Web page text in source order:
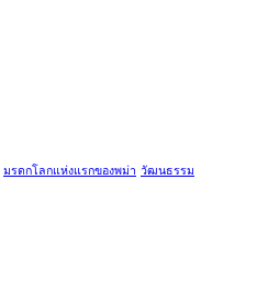
มรดกโลกแห่งแรกของพม่า วัฒนธรรม